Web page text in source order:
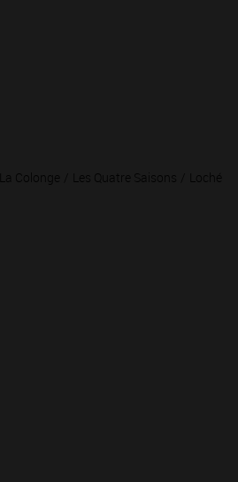
La Colonge Les Quatre Saisons Loché